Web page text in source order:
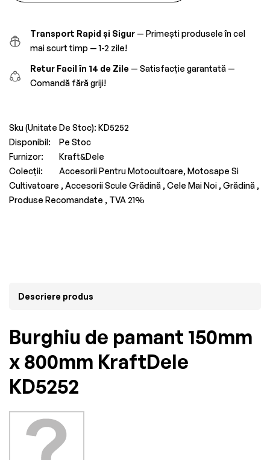
Transport Rapid și Sigur — Primești produsele în cel
mai scurt timp — 1-2 zile!
Retur Facil în 14 de Zile — Satisfacție garantată —
Comandă fără griji!
Sku (Unitate De Stoc): KD5252
Disponibil:
Pe Stoc
Furnizor:
Kraft&Dele
Colecții:
Accesorii Pentru Motocultoare, Motosape Si
Cultivatoare , Accesorii Scule Grădină , Cele Mai Noi , Grădină ,
Produse Recomandate , TVA 21%
Descriere produs
Burghiu de pamant 150mm
x 800mm KraftDele
KD5252